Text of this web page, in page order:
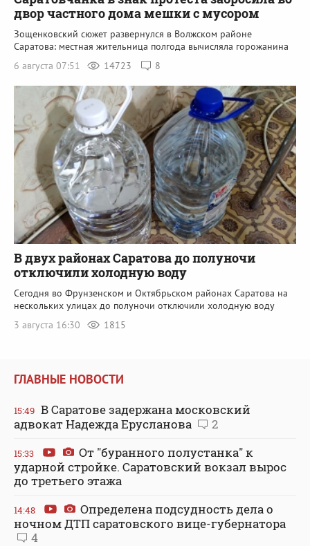
двор частного дома мешки с мусором
Зощенковский сюжет развернулся в Волжском районе
Саратова: местная жительница полгода вычисляла горожанина
6 августа 07:51
14723 8
В двух районах Саратова до полуночи
отключили холодную воду
Сегодня во Фрунзенском и Октябрьском районах Саратова на
нескольких улицах до полуночи отключили холодную воду
3 августа 16:30
1815
ГЛАВНЫЕ НОВОСТИ
15:49 В Саратове задержана московский
адвокат Надежда Ерусланова
2
15:33
От "буранного полустанка" к
ударной стройке. Саратовский вокзал вырос
до третьего этажа
14:48
Определена подсудность дела о
ночном ДТП саратовского вице-губернатора
4